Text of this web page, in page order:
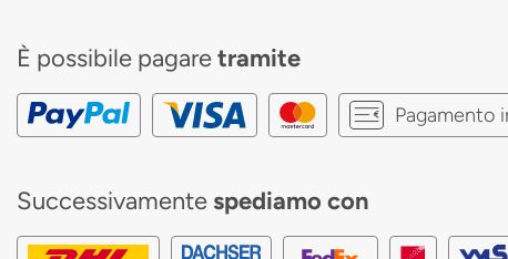
È possibile pagaretramite
Pagamento
Successivamente spediamo con